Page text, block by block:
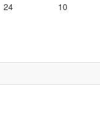
24 10